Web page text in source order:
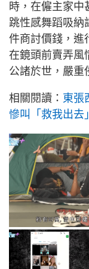
時，在僱主家中
跳性感舞蹈吸納
件商討價錢，進
在鏡頭前賣弄風
公諸於世，嚴重
相關閱讀： 東張
慘叫「救我出去